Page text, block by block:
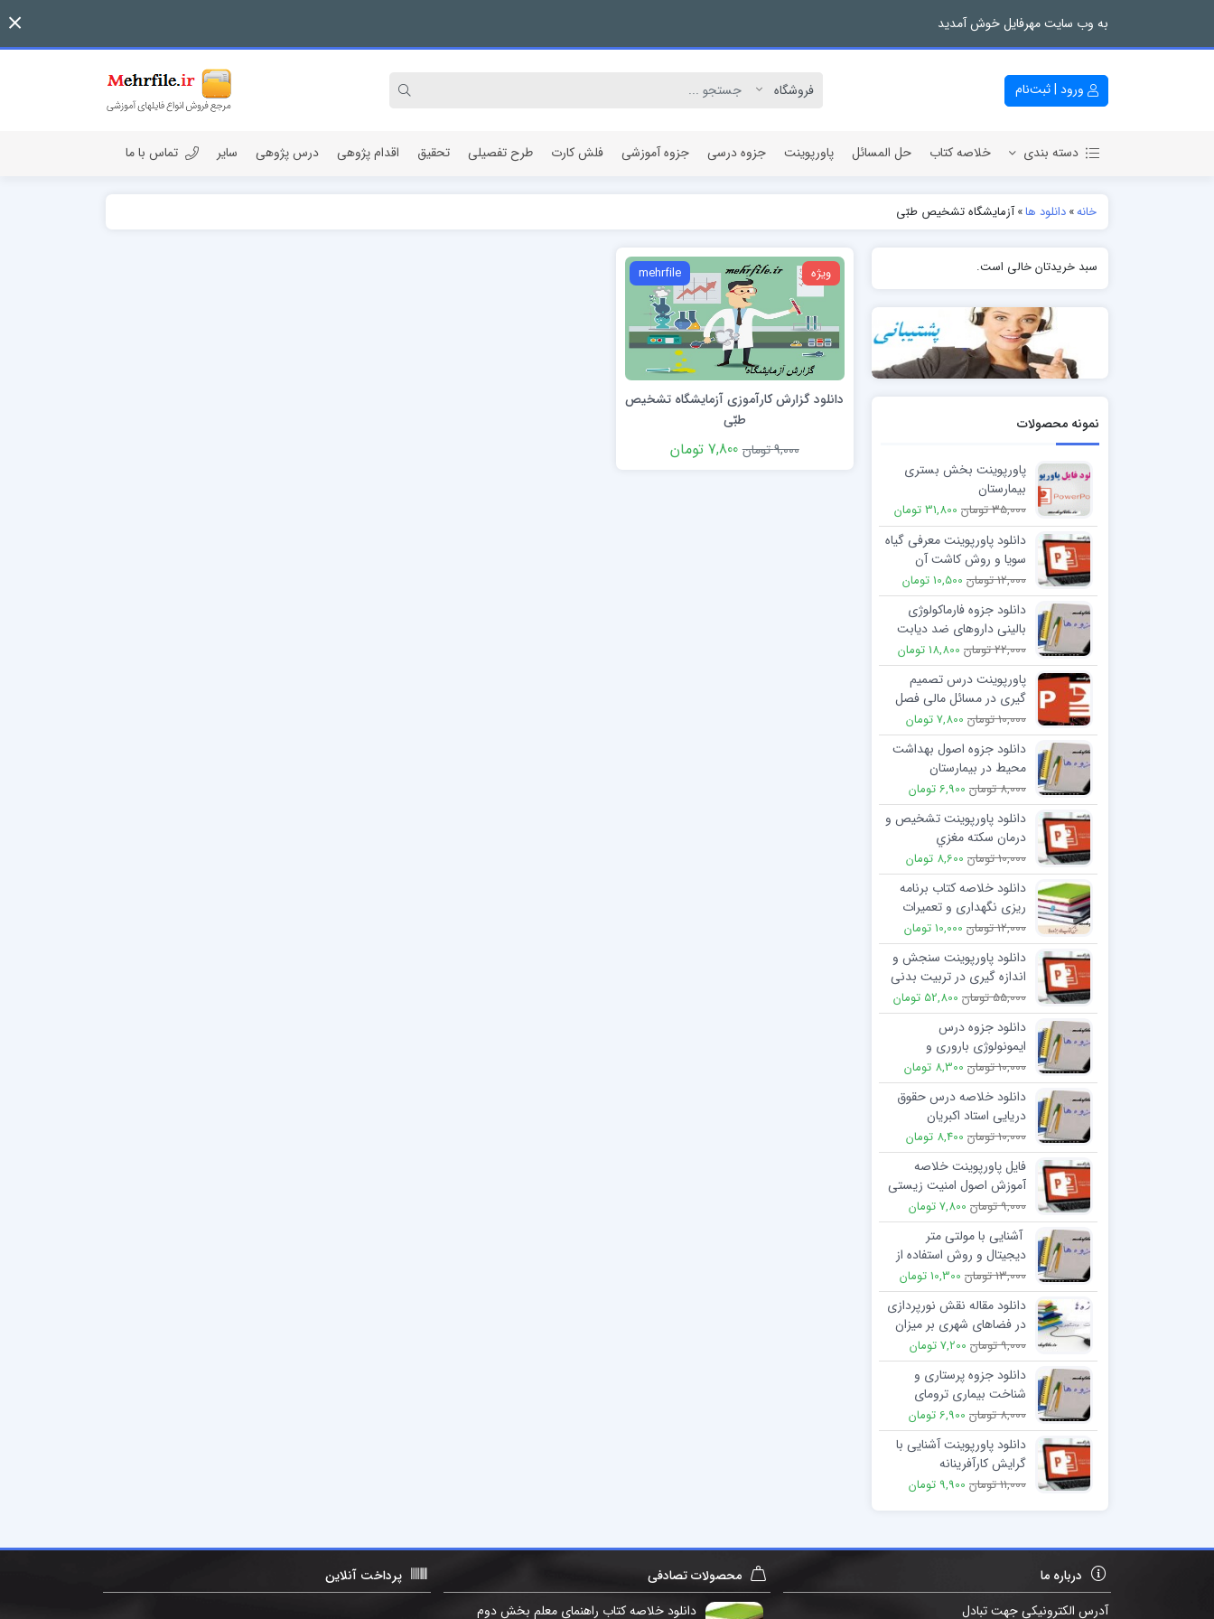
به وب سایت مهرفایل خوش آمدید
ورود | ثبت‌نام
دسته بندی
مقاله پژوهشی
خلاصه کتاب حل المسائل پاورپوینت جزوه درسی جزوه آموزشی فلش کارت طرح تفصیلی تحقیق اقدام پژوهی درس پژوهی سایر تماس با ما
خانه»دانلود ها»آزمایشگاه تشخیص طبّی
ویژه mehrfile
دانلود گزارش کارآموزی آزمایشگاه تشخیص
طبّی
9,000 تومان
7,800 تومان
سبد خریدتان خالی است.
نمونه محصولات
پاورپوینت بخش بستری
بیمارستان
35,000 تومان 31,800 تومان
دانلود پاورپوینت معرفی گیاه
سویا و روش کاشت آن
12,000 تومان 10,500 تومان
دانلود جزوه فارماکولوژی
بالینی داروهای ضد دیابت
22,000 تومان 18,800 تومان
پاورپوینت درس تصمیم
گیری در مسائل مالی فصل
5: مفاهیم ریسک و بازده
10,000 تومان 7,800 تومان
دانلود جزوه اصول بهداشت
محیط در بیمارستان
8,000 تومان 6,900 تومان
دانلود پاورپوینت تشخیص و
درمان سكته مغزي
10,000 تومان 8,600 تومان
دانلود خلاصه کتاب برنامه
ریزی نگهداری و تعمیرات
نت تالیف دکتر علی حاج
شیرمحمدی
12,000 تومان 10,000 تومان
دانلود پاورپوینت سنجش و
اندازه گیری در تربیت بدنی
55,000 تومان 52,800 تومان
دانلود جزوه درس
ایمونولوژی باروری و
ناباروری
10,000 تومان 8,300 تومان
دانلود خلاصه درس حقوق
دریایی استاد اکبریان
10,000 تومان 8,400 تومان
فایل پاورپوینت خلاصه
آموزش اصول امنیت زیستی
برای مرغداران
9,000 تومان 7,800 تومان
آشنایی با مولتی متر
دیجیتال و روش استفاده از
آن و شناخت قطعات
الکترونیکی
13,000 تومان 10,300 تومان
دانلود مقاله نقش نورپردازی
در فضاهای شهری بر میزان
حضور زنان در فضاهای
شهری شبانه
9,000 تومان 7,200 تومان
دانلود جزوه پرستاری و
شناخت بیماری ترومای
قفسه سینه
8,000 تومان 6,900 تومان
دانلود پاورپوینت آشنایی با
گرایش کارآفرینانه
(جهت‌گیری کارآفرینی)
11,000 تومان 9,900 تومان
درباره ما
آدرس الکترونیکی جهت تبادل
محصولات تصادفی
دانلود خلاصه کتاب راهنمای معلم بخش دوم
پرداخت آنلاین